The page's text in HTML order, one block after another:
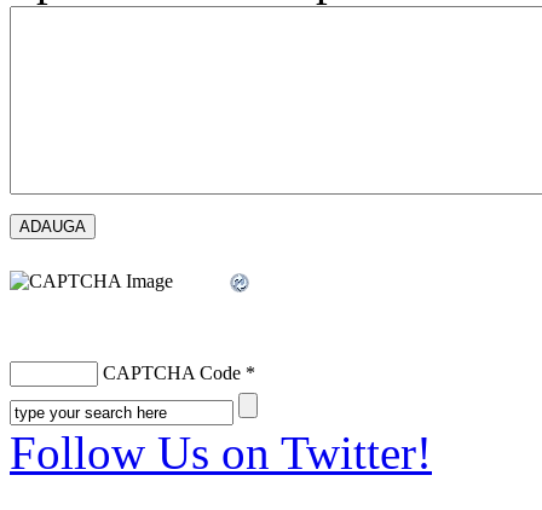
CAPTCHA Code *
Follow Us on Twitter!